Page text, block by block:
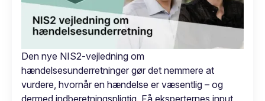
Den nye NIS2-vejledning om
hændelsesunderretninger gør det nemmere at
vurdere, hvornår en hændelse er væsentlig – og